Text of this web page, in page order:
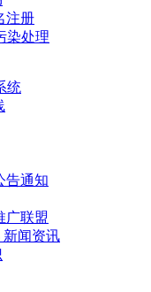
注册
染处理
统
告通知
广联盟
新闻资讯